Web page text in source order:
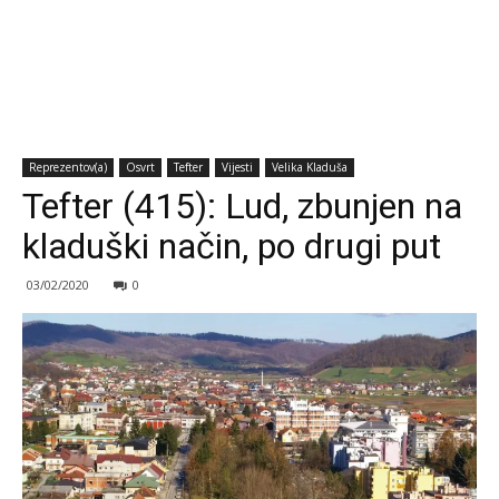
Reprezentov(a) Osvrt Tefter Vijesti Velika Kladuša
Tefter (415): Lud, zbunjen na
kladuški način, po drugi put
03/02/2020 0